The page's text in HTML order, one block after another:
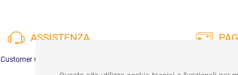
ASSISTENZA
Customer Care a disposizione
Carte di Credito,